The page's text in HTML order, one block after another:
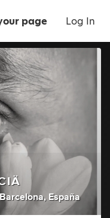
page Log In
Barcelona, España